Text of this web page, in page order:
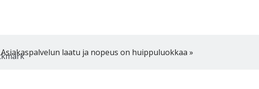
Asiakaspalvelun laatu ja nopeus on huippuluokkaa »